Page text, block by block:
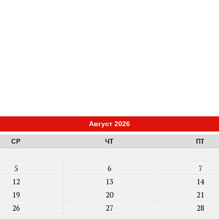
Август 2026
СР ЧТ ПТ
5 6 7
12 13 14
19 20 21
26 27 28